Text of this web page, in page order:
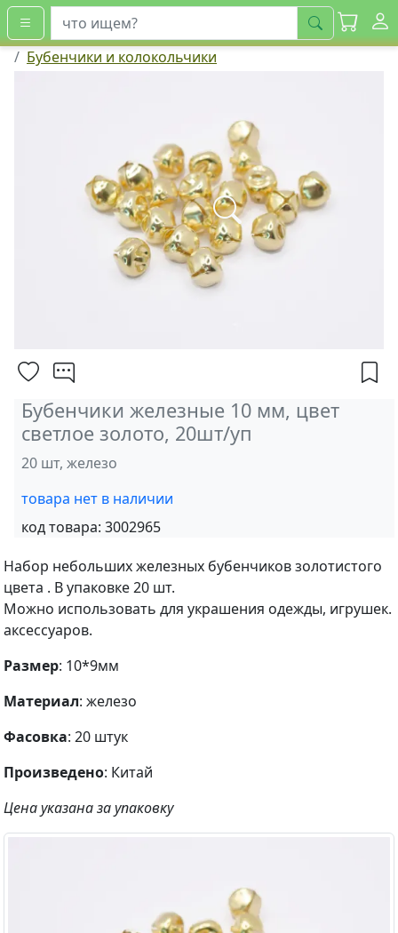
искать
Бубенчики и колокольчики
Бубенчики железные 10 мм, цвет
светлое золото, 20шт/уп
20 шт, железо
товара нет в наличии
код товара: 3002965
Набор небольших железных бубенчиков золотистого
цвета . В упаковке 20 шт.
Можно использовать для украшения одежды, игрушек.
аксессуаров.
Размер: 10*9мм
Материал: железо
Фасовка: 20 штук
Произведено: Китай
Цена указана за упаковку